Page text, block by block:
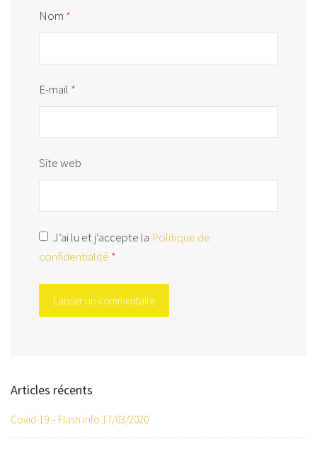
Nom *
E-mail *
Site web
J’ai lu et j’accepte la Politique de
confidentialité *
Articles récents
Covid-19 – Flash info 17/03/2020